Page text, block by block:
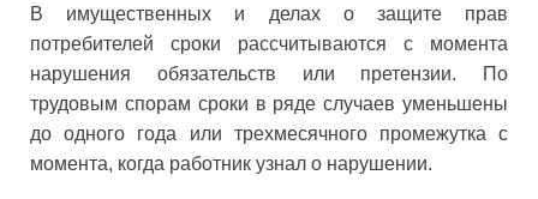
В имущественных и делах о защите прав
потребителей сроки рассчитываются с момента
нарушения обязательств или претензии. По
трудовым спорам сроки в ряде случаев уменьшены
до одного года или трехмесячного промежутка с
момента, когда работник узнал о нарушении.